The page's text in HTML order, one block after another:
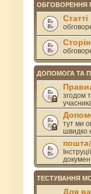
ОБГОВОРЕННЯ
Статті
ДОПОМОГА ТА
згодом
тут ми
швидко
ТЕСТУВАННЯ
Для